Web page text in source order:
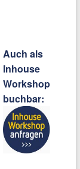
Auch als
Inhouse
Workshop
buchbar: